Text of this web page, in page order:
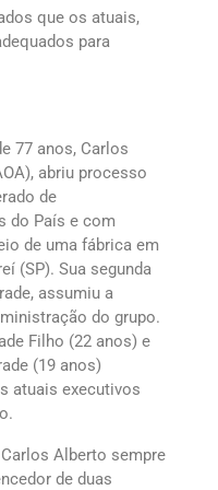
que os atuais,
para
77 anos, Carlos
abriu processo
de
do País e com
de uma fábrica em
(SP). Sua segunda
assumiu a
do grupo.
Filho (22 anos) e
(19 anos)
atuais executivos
Alberto sempre
de duas